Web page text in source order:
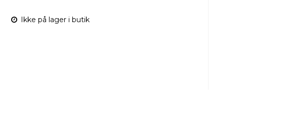
Ikke på lager i butik